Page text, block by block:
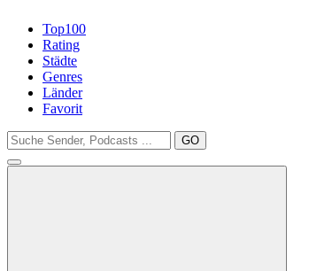
Top100
Rating
Städte
Genres
Länder
Favorit
GO